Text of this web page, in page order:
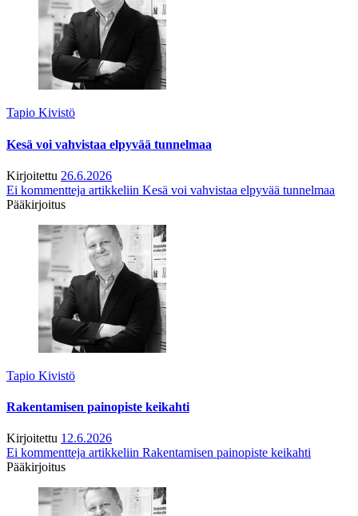
Tapio Kivistö
Kesä voi vahvistaa elpyvää tunnelmaa
Kirjoitettu 26.6.2026
Ei kommentteja artikkeliin Kesä voi vahvistaa elpyvää tunnelmaa
Pääkirjoitus
Tapio Kivistö
Rakentamisen painopiste keikahti
Kirjoitettu 12.6.2026
Ei kommentteja artikkeliin Rakentamisen painopiste keikahti
Pääkirjoitus